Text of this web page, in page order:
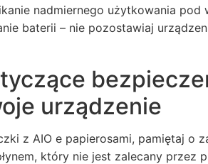
nadmiernego użytkowania
baterii – nie pozostawiaj
urządzenie
z AIO e papierosami, pamiętaj o
który nie jest zalecany przez